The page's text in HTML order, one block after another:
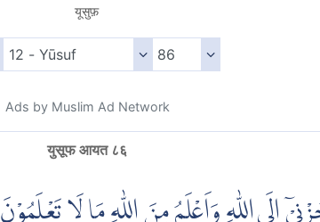
यूसुफ़
Ads by Muslim Ad Network
युसूफ आयत ८६
اِلَى اللّٰهِ وَاَعْلَمُ مِنَ اللّٰهِ مَا لَا تَعْلَمُوْنَ